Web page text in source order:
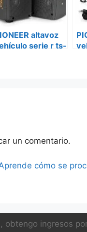
altavoz
serie r ts-
un comentario.
cómo se
obtengo ingresos